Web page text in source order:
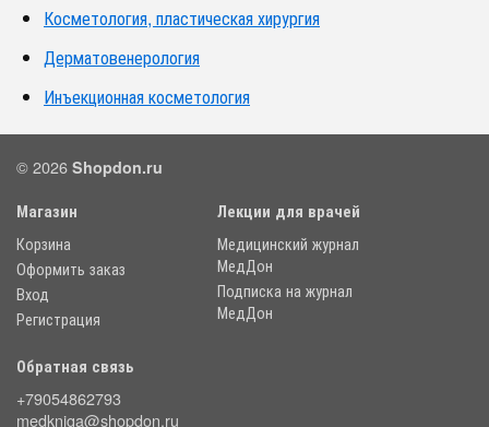
Косметология, пластическая хирургия
Дерматовенерология
Инъекционная косметология
© 2026 Shopdon.ru
Магазин
Корзина
Оформить заказ
Вход
Регистрация
Лекции для врачей
Медицинский журнал
МедДон
Подписка на журнал
МедДон
Обратная связь
+79054862793
medkniga@shopdon.ru